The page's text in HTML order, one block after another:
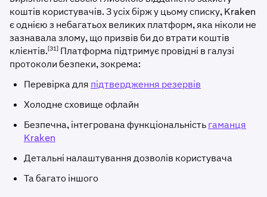
коштів користувачів. З усіх бірж у цьому списку, Kraken
є однією з небагатьох великих платформ, яка ніколи не
зазнавала злому, що призвів би до втрати коштів
клієнтів.[31] Платформа підтримує провідні в галузі
протоколи безпеки, зокрема:
Перевірка для підтвердження резервів
Холодне сховище офлайн
Безпечна, інтегрована функціональністьгаманця
Kraken
Детальні налаштування дозволів користувача
Та багато іншого